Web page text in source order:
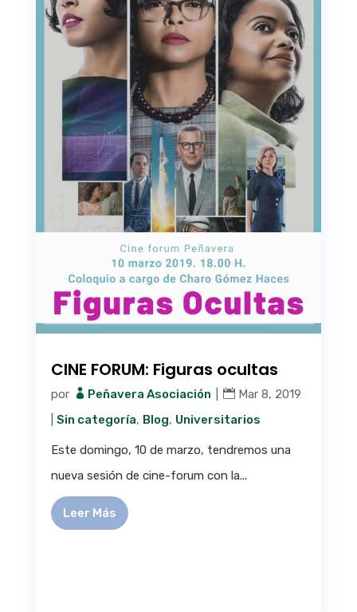
CINE FORUM: Figuras ocultas
por Peñavera Asociación
Mar 8, 2019
Sin categoría, Blog, Universitarios
Este domingo, 10 de marzo, tendremos una
nueva sesión de cine-forum con la...
Leer Más